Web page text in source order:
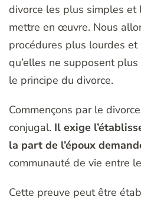
divorce les plus simples et
mettre en œuvre. Nous
procédures plus lourdes
qu’elles ne supposent
le principe du divorce.
Commençons par le
conjugal. Il exige
la part de l’époux
communauté de vie entre
Cette preuve peut être